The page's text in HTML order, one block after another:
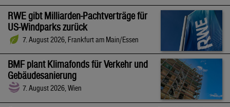
RWE gibt Milliarden-Pachtverträge für
US-Windparks zurück
7. August 2026, Frankfurt am Main/Essen
BMF plant Klimafonds für Verkehr und
Gebäudesanierung
7. August 2026, Wien